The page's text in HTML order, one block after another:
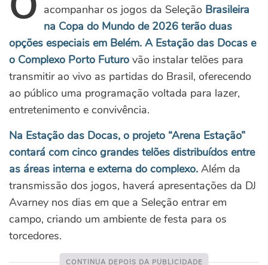
acompanhar os jogos da Seleção Brasileira
na Copa do Mundo de 2026 terão duas
opções especiais em Belém. A Estação das Docas e
o Complexo Porto Futuro vão instalar telões para
transmitir ao vivo as partidas do Brasil, oferecendo
ao público uma programação voltada para lazer,
entretenimento e convivência.
Na Estação das Docas, o projeto “Arena Estação”
contará com cinco grandes telões distribuídos entre
as áreas interna e externa do complexo. Além da
transmissão dos jogos, haverá apresentações da DJ
Avarney nos dias em que a Seleção entrar em
campo, criando um ambiente de festa para os
torcedores.